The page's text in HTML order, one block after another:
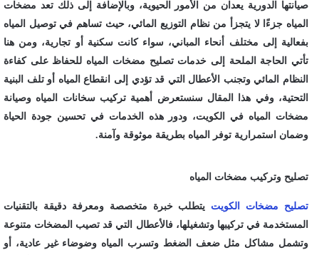
صيانتها الدورية يعدان من الأمور الحيوية، وبالإضافة إلى ذلك تعد مضخات
المياه جزءًا لا يتجزأ من نظام التوزيع المائي، حيث تساهم في توصيل المياه
بفعالية إلى مختلف أنحاء المباني، سواء كانت سكنية أو تجارية، ومن هنا
تأتي الحاجة الملحة إلى خدمات تصليح مضخات المياه للحفاظ على كفاءة
النظام المائي وتجنب الأعطال التي قد تؤدي إلى انقطاع المياه أو تلف البنية
التحتية، وفي هذا المقال سنستعرض أهمية تركيب سخانات المياه وصيانة
مضخات المياه في الكويت، ودور هذه الخدمات في تحسين جودة الحياة
وضمان استمرارية توفر المياه بطريقة موثوقة وآمنة.
تصليح وتركيب مضخات المياه
تصليح مضخات الكويت يتطلب خبرة متخصصة ومعرفة دقيقة بالتقنيات
المستخدمة في تركيبها وتشغيلها، فالأعطال التي قد تصيب المضخات متنوعة
وتشمل مشاكل مثل ضعف الضغط وتسرب المياه وضوضاء غير عادية، أو